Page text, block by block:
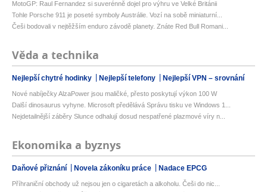
MotoGP: Raul Fernandez si suverénně dojel pro výhru ve Velké Británii
Tohle Porsche 911 je poseté symboly Austrálie. Vozí na sobě miniaturní...
Češi bodovali v nejtěžším enduro závodě planety. Znáte Red Bull Romani...
Věda a technika
Nejlepší chytré hodinky Nejlepší telefony Nejlepší VPN – srovnání
Nové nabíječky AlzaPower jsou maličké, přesto poskytují výkon 100 W
Další dinosaurus vyhyne. Microsoft předělává Správu tisku ve Windows 1...
Nejdetailnější záběry Slunce odhalují dosud nespatřené plazmové víry n...
Ekonomika a byznys
Daňové přiznání Novela zákoníku práce Nadace EPCG
Příhraniční obchody už nejsou jen o cigaretách a alkoholu. Češi do nic...